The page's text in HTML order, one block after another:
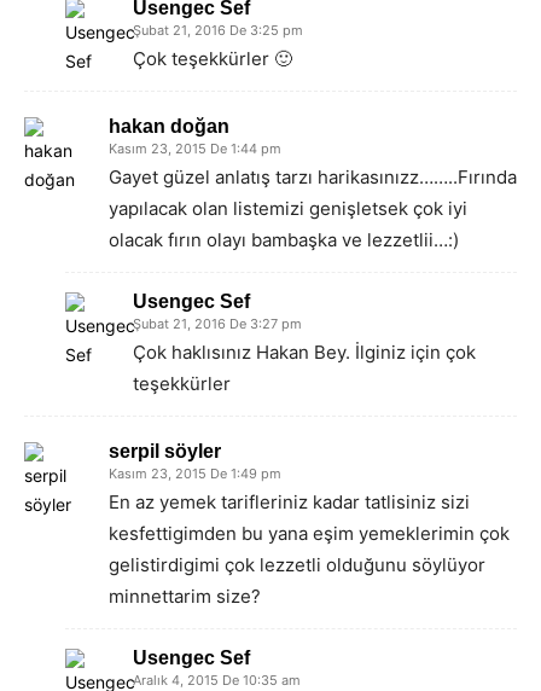
Usengec Sef
Şubat 21, 2016 De 3:25 pm
Çok teşekkürler 🙂
hakan doğan
Kasım 23, 2015 De 1:44 pm
Gayet güzel anlatış tarzı harikasınızz……..Fırında
yapılacak olan listemizi genişletsek çok iyi
olacak fırın olayı bambaşka ve lezzetlii…:)
Usengec Sef
Şubat 21, 2016 De 3:27 pm
Çok haklısınız Hakan Bey. İlginiz için çok
teşekkürler
serpil söyler
Kasım 23, 2015 De 1:49 pm
En az yemek tarifleriniz kadar tatlisiniz sizi
kesfettigimden bu yana eşim yemeklerimin çok
gelistirdigimi çok lezzetli olduğunu söylüyor
minnettarim size?
Usengec Sef
Aralık 4, 2015 De 10:35 am